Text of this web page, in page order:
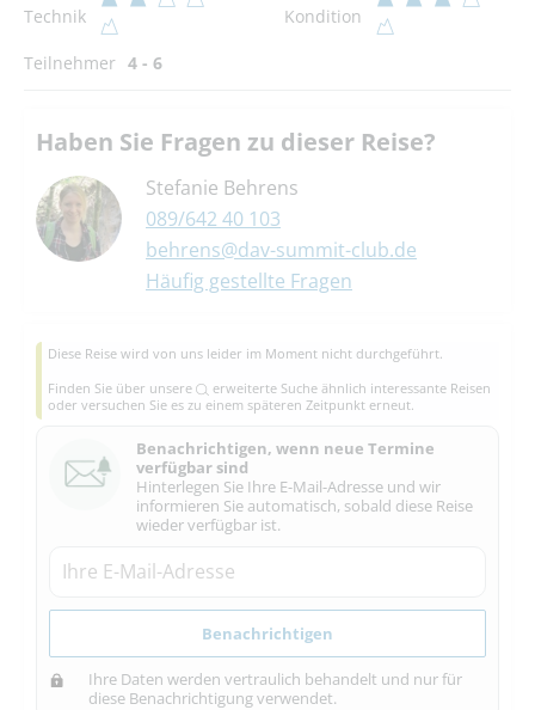
Technik Kondition
Teilnehmer 4 - 6
Haben Sie Fragen zu dieser Reise?
Stefanie Behrens
089/642 40 103
behrens@dav-summit-club.de
Häufig gestellte Fragen
Diese Reise wird von uns leider im Moment nicht durchgeführt.
Finden Sie über unsere
erweiterte Suche ähnlich interessante Reisen
oder versuchen Sie es zu einem späteren Zeitpunkt erneut.
Benachrichtigen, wenn neue Termine
verfügbar sind
Hinterlegen Sie Ihre E-Mail-Adresse und wir
informieren Sie automatisch, sobald diese Reise
wieder verfügbar ist.
Benachrichtigen
Ihre Daten werden vertraulich behandelt und nur für
diese Benachrichtigung verwendet.